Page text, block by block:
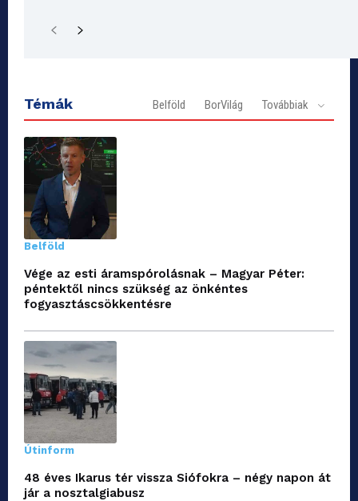
Témák Belföld BorVilág Továbbiak
Belföld
Vége az esti áramspórolásnak – Magyar Péter:
péntektől nincs szükség az önkéntes
fogyasztáscsökkentésre
Útinform
48 éves Ikarus tér vissza Siófokra – négy napon át
jár a nosztalgiabusz